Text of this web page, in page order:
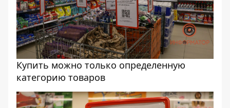
Купить можно только определенную
категорию товаров